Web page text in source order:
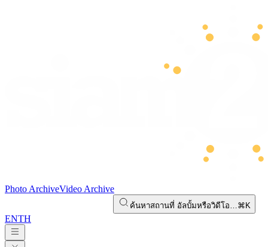
Photo ArchiveVideo Archive
ค้นหาสถานที่ อัลบั้มหรือวิดีโอ…⌘K
ENTH